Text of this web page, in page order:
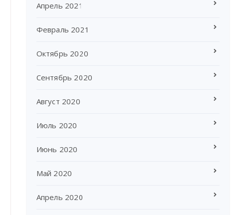
Апрель 2021
Февраль 2021
Октябрь 2020
Сентябрь 2020
Август 2020
Июль 2020
Июнь 2020
Май 2020
Апрель 2020